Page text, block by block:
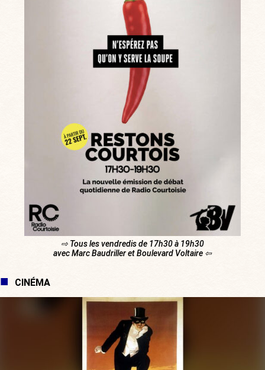
⇨ Tous les vendredis de 17h30 à 19h30
avec Marc Baudriller et Boulevard Voltaire ⇦
CINÉMA